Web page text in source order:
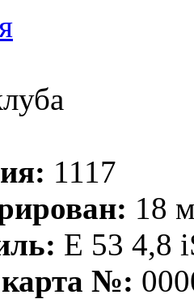
1117
18
Е 53 4,8
№: